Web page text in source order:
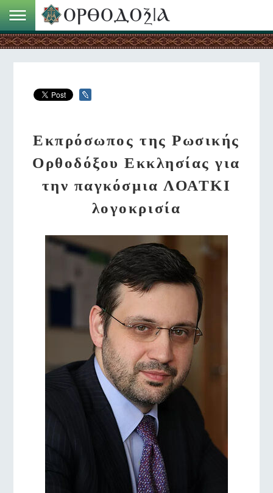
Εκπρόσωπος της Ρωσικής
Ορθοδόξου Εκκλησίας για
την παγκόσμια ΛΟΑΤΚΙ
λογοκρισία